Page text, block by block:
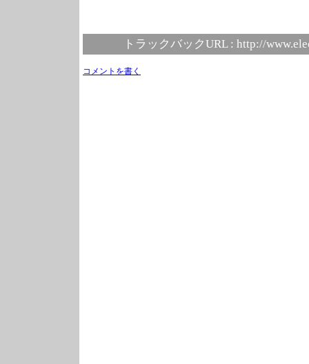
トラックバックURL : http://
コメントを書く